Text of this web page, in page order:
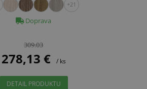
+21
Doprava
309.03
278,13 € / ks
DETAIL PRODUKTU